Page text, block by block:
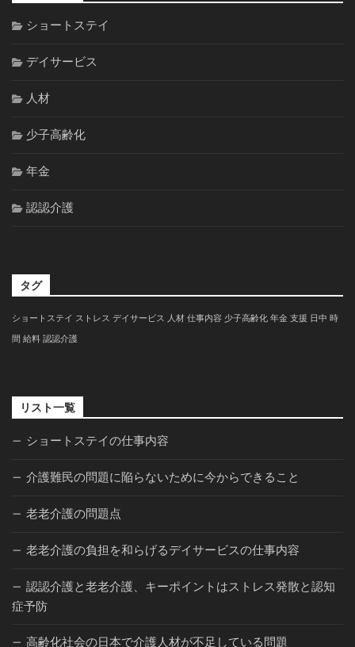
ショートステイ
デイサービス
人材
少子高齢化
年金
認認介護
タグ
ショートステイ ストレス デイサービス 人材 仕事内容 少子高齢化 年金 支援 日中 時
間 給料 認認介護
リスト一覧
ショートステイの仕事内容
介護難民の問題に陥らないために今からできること
老老介護の問題点
老老介護の負担を和らげるデイサービスの仕事内容
認認介護と老老介護、キーポイントはストレス発散と認知
症予防
高齢化社会の日本で介護人材が不足している問題